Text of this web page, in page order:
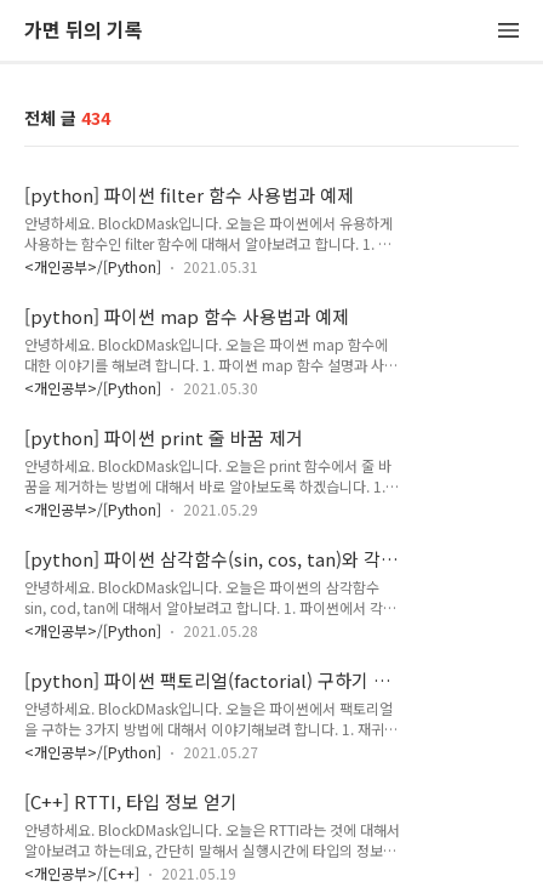
가면 뒤의 기록
전체 글 434
[python] 파이썬 filter 함수 사용법과 예제
안녕하세요. BlockDMask입니다. 오늘은 파이썬에서 유용하게
사용하는 함수인 filter 함수에 대해서 알아보려고 합니다. 1. 파
이썬 filter 함수 설명 2. 파이썬 filter 함수 예제 1. filter 함수 설
간에 배웠던 map함수와 동일한 구조로 작동하게 되어있습니
다. map이 iterator 모든 값에 어떤 짓(?)을 한다고 하면 filter는
iterator 값들 중에 입맛에 맞는 값들만 쭉쭉 빼서 리스트를 만든
다고 생각하면 됩니다. filter(function, iterator) 첫 번째 매개변
수로는 필터링을 적용시킬 함수가 오고 두 번째 매개변수로는 반
<개인공부>/[Python] 2021.05.31
[python] 파이썬 map 함수 사용법과 예제
안녕하세요. BlockDMask입니다. 오늘은 파이썬 map 함수에
대한 이야기를 해보려 합니다. 1. 파이썬 map 함수 설명과 사용
법 2. 파이썬 map 함수 예제 1. map 함수 설명과 사용법 1-1)
의 모양은 위와 같습니다. 첫 번째 매개변수로는 함수가 오고 두
번째 매개변수로는 반복 가능한 자료형(리스트, 튜플 등)이 옵니
다. map 함수의 반환 값은 map객체 이기 때문에 해당 자료형
을 list 혹은 tuple로 형 변환시켜주어야 합니다. 함수의 동작은
두 번째 인자로 들어온 반복 가능한 자료형 (리스트나 튜플)을 첫
함수입니다. map(적용시킬 함수..
<개인공부>/[Python] 2021.05.30
[python] 파이썬 print 줄 바꿈 제거
안녕하세요. BlockDMask입니다. 오늘은 print 함수에서 줄 바
꿈을 제거하는 방법에 대해서 바로 알아보도록 하겠습니다. 1.
파이썬 print 함수 개행 제거 설명 2. 파이썬 print 함수 줄 바꿈
<개인공부>/[Python] 2021.05.29
[python] 파이썬 삼각함수(sin, cos, tan)와 각
도(degree, radian) 정리
안녕하세요. BlockDMask입니다. 오늘은 파이썬의 삼각함수
sin, cod, tan에 대해서 알아보려고 합니다. 1. 파이썬에서 각도
degree, radian 정리 2. 파이썬에서 삼각함수 sin, cos, tan 값
에서 삼각함수, 각도와 같이 수학 관련 함수들을 사용하기 위해
서는 math라는 모듈(라이브러리)을 import 해야 합니다. 우리
가 사용하는 0 ~ 360도를 나타내는 것은 60분법으로 계산을 하
는 것이며, degree라고 부릅니다. "360도 회전 킥" 뭐 이런 식
으로 쓰이죠? 이것은 한 바퀴를 360 등분으로 나누어서 사용하
라디안 (rad, rad..
<개인공부>/[Python] 2021.05.28
[python] 파이썬 팩토리얼(factorial) 구하기 3
가지 방법
안녕하세요. BlockDMask입니다. 오늘은 파이썬에서 팩토리얼
을 구하는 3가지 방법에 대해서 이야기해보려 합니다. 1. 재귀를
이용한 팩토리얼 2. 반복을 이용한 팩토리얼 3. math.factorial
이용해서 팩토리얼을 구할 수 있습니다. 일단 팩토리얼을 간단하
게 보면 팩토리얼은 자기를 포함해서 하나씩 작은 수를 곱해가면
서 1까지 곱해나가는 것을 말합니다. 0! = 1 1! = 1이고 3! 은 3 *
2 * 1입니다. 그렇기 때문에 N! 은 N * (N-1) * (N-2) *.... 3 * 2
* 1입니다. 자세히 보면 N을 곱하고 N에서 하나 뺀 값을 곱하고
<개인공부>/[Python] 2021.05.27
[C++] RTTI, 타입 정보 얻기
안녕하세요. BlockDMask입니다. 오늘은 RTTI라는 것에 대해서
알아보려고 하는데요, 간단히 말해서 실행시간에 타입의 정보를
얻을 때 사용하는 것입니다. 즉 타입을 알아올 때 사용. 1. C++
<개인공부>/[C++] 2021.05.19